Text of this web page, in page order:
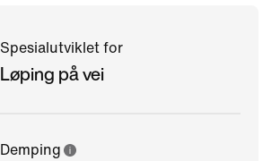
Spesialutviklet for
Løping på vei
Demping